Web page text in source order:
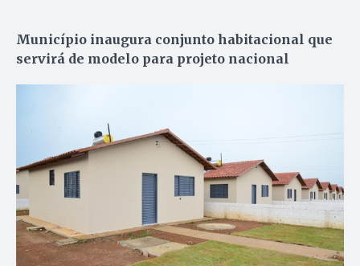
Município inaugura conjunto habitacional que
servirá de modelo para projeto nacional